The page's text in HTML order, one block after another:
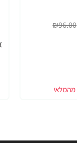
₪96.00